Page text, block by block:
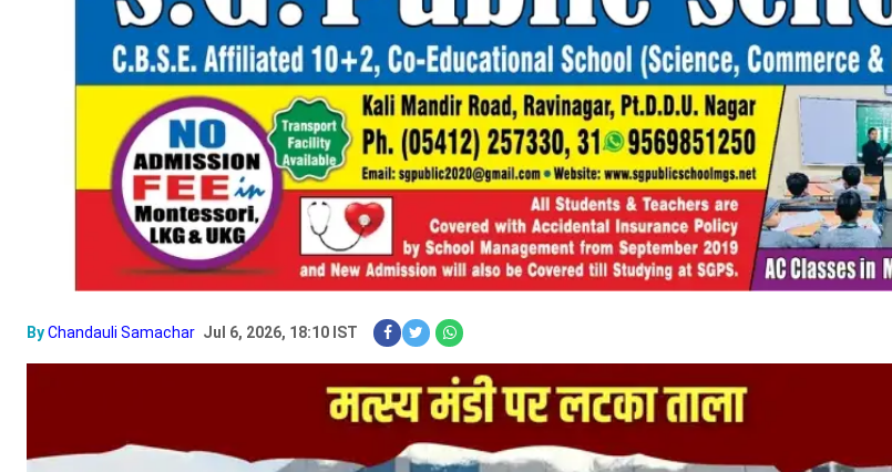
ByChandauli Samachar Jul 6, 2026, 18:10 IST